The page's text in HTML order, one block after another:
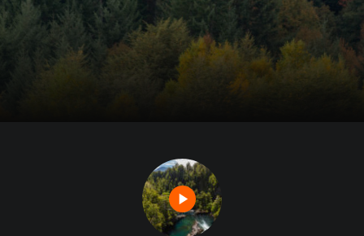
play_arrow